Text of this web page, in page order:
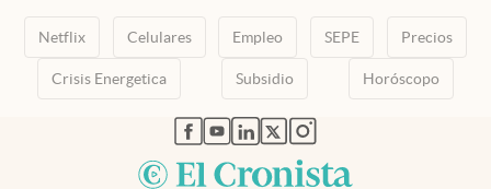
Netflix Celulares Empleo SEPE Precios
Crisis Energetica Subsidio Horóscopo
abre en nueva pestaña
abre en nueva pestaña
abre en nueva pestaña
abre en nueva pestaña
abre en nueva pestaña